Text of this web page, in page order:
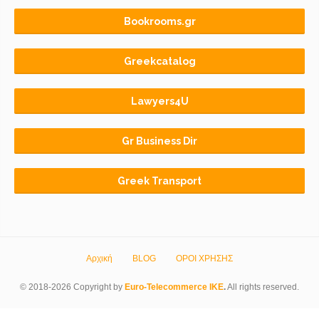
Bookrooms.gr
Greekcatalog
Lawyers4U
Gr Business Dir
Greek Transport
Αρχική BLOG ΟΡΟΙ ΧΡΗΣΗΣ
© 2018-2026 Copyright by Euro-Telecommerce IKE.All rights reserved.